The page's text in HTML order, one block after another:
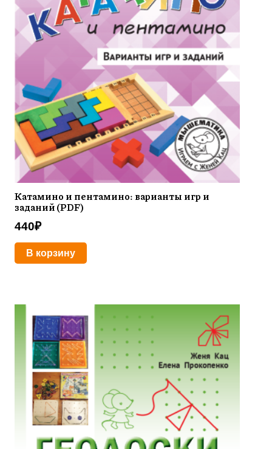
Катамино и пентамино: варианты игр и
заданий (PDF)
440₽
В корзину